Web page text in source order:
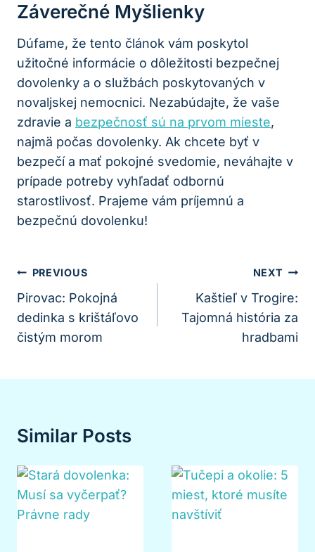
Záverečné Myšlienky
Dúfame, že tento článok vám poskytol
užitočné informácie o dôležitosti bezpečnej
dovolenky a o službách poskytovaných v
novaljskej nemocnici. Nezabúdajte, že vaše
zdravie a bezpečnosť sú na prvom mieste,
najmä počas dovolenky. Ak chcete byť v
bezpečí a mať pokojné svedomie, neváhajte v
prípade potreby vyhľadať odbornú
starostlivosť. Prajeme vám príjemnú a
bezpečnú dovolenku!
Navigácia
V
Článku
PREVIOUS
Pirovac: Pokojná
dedinka s krištáľovo
čistým morom
NEXT
Kaštieľ v Trogire:
Tajomná história za
hradbami
Similar Posts